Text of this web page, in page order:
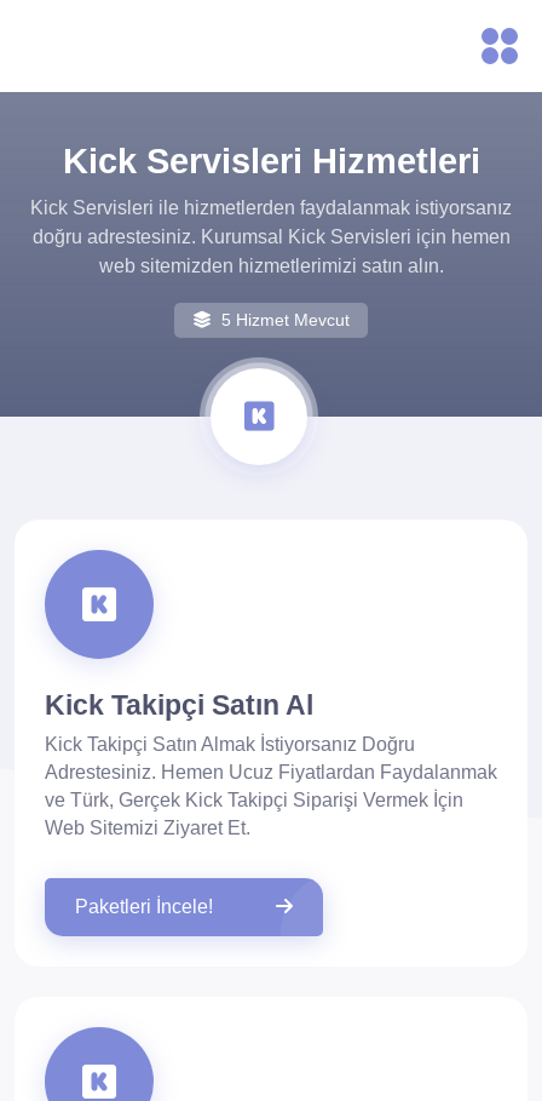
Kick Servisleri Hizmetleri
Kick Servisleri ile hizmetlerden faydalanmak istiyorsanız
doğru adrestesiniz. Kurumsal Kick Servisleri için hemen
web sitemizden hizmetlerimizi satın alın.
5 Hizmet Mevcut
Kick Takipçi Satın Al
Kick Takipçi Satın Almak İstiyorsanız Doğru
Adrestesiniz. Hemen Ucuz Fiyatlardan Faydalanmak
ve Türk, Gerçek Kick Takipçi Siparişi Vermek İçin
Web Sitemizi Ziyaret Et.
Paketleri İncele!